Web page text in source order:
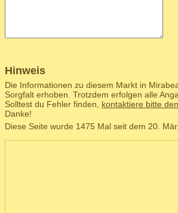
Hinweis
Die Informationen zu diesem Markt in
Sorgfalt erhoben. Trotzdem erfolgen alle
Solltest du Fehler finden, kontaktiere bitte
Danke!
Diese Seite wurde 1475 Mal seit dem 20.